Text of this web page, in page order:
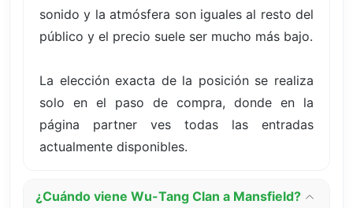
sonido y la atmósfera son iguales al resto del
público y el precio suele ser mucho más bajo.
La elección exacta de la posición se realiza
solo en el paso de compra, donde en la
página partner ves todas las entradas
actualmente disponibles.
¿Cuándo viene Wu-Tang Clan a Mansfield?